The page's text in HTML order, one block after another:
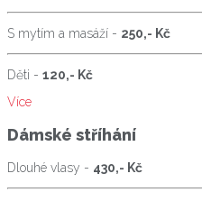
S mytím a masáží - 250,- Kč
Děti - 120,- Kč
Více
Dámské stříhání
Dlouhé vlasy - 430,- Kč